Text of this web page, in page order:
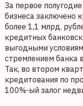
За первое
бизнеса заключено
более 1,1 млрд.
кредитных
выгодными
стремлением банка
Так, во втором
кредитования по
100%-ый залог